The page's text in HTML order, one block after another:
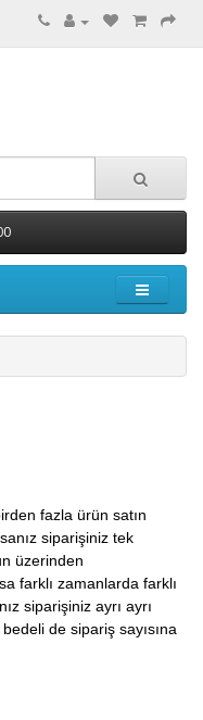
fazla ürün satın
siparişiniz tek
üzerinden
farklı zamanlarda farklı
siparişiniz ayrı ayrı
de sipariş sayısına